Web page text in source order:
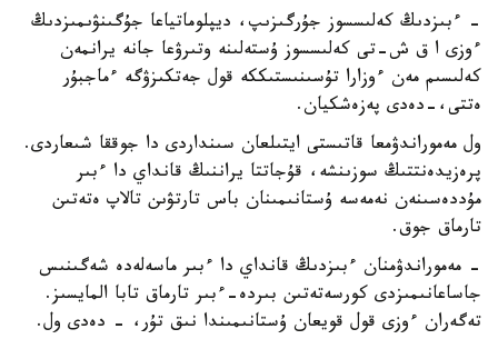
- ءبىزدىڭ كەلىسسوز جۇرگىزىپ، ديپلوماتياعا جۇگىنۋىمىزدىڭ
ءوزى ا ق ش-تى كەلىسسوز ۇستەلىنە وتىرۋعا جانە يرانمەن
كەلىسىم مەن ءوزارا تۇسىنىستىككە قول جەتكىزۋگە ءماجبۇر
ەتتى،-دەدى پەزەشكيان.
ول مەموراندۋمعا قاتىستى ايتىلعان سىنداردى دا جوققا شىعاردى.
پرەزيدەنتتىڭ سوزىنشە، قۇجاتتا يراننىڭ قانداي دا ءبىر
مۇددەسىنەن نەمەسە ۇستانىمىنان باس تارتۋىن تالاپ ەتەتىن
تارماق جوق.
- مەموراندۋمنان ءبىزدىڭ قانداي دا ءبىر ماسەلەدە شەگىنىس
جاساعانىمىزدى كورسەتەتىن بىردە-ءبىر تارماق تابا المايسىز.
تەگەران ءوزى قول قويعان ۇستانىمىندا نىق تۇر، - دەدى ول.